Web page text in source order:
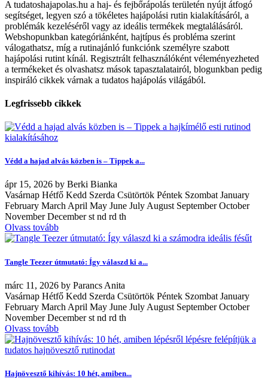
A tudatoshajapolas.hu a haj- és fejbőrápolás területén nyújt átfogó
segítséget, legyen szó a tökéletes hajápolási rutin kialakításáról, a
problémák kezeléséről vagy az ideális termékek megtalálásáról.
Webshopunkban kategóriánként, hajtípus és probléma szerint
válogathatsz, míg a rutinajánló funkciónk személyre szabott
hajápolási rutint kínál. Regisztrált felhasználóként véleményezheted
a termékeket és olvashatsz mások tapasztalatairól, blogunkban pedig
inspiráló cikkek várnak a tudatos hajápolás világából.
Legfrissebb cikkek
Védd a hajad alvás közben is – Tippek a...
ápr 15, 2026 by Berki Bianka
Vasárnap Hétfő Kedd Szerda Csütörtök Péntek Szombat January
February March April May June July August September October
November December st nd rd th
Olvass tovább
Tangle Teezer útmutató: Így válaszd ki a...
márc 11, 2026 by Parancs Anita
Vasárnap Hétfő Kedd Szerda Csütörtök Péntek Szombat January
February March April May June July August September October
November December st nd rd th
Olvass tovább
Hajnövesztő kihívás: 10 hét, amiben...